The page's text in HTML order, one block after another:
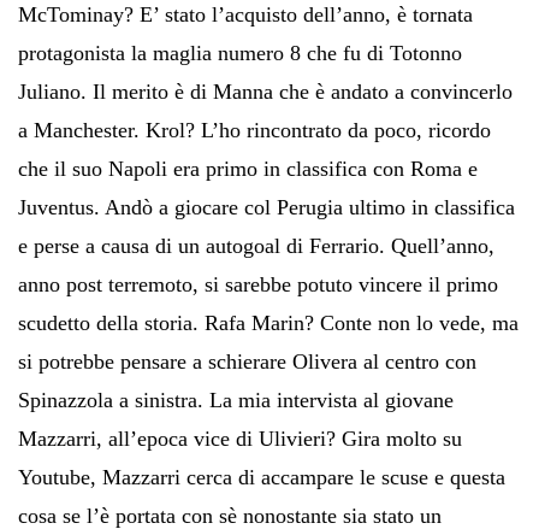
McTominay? E’ stato l’acquisto dell’anno, è tornata
protagonista la maglia numero 8 che fu di Totonno
Juliano. Il merito è di Manna che è andato a convincerlo
a Manchester. Krol? L’ho rincontrato da poco, ricordo
che il suo Napoli era primo in classifica con Roma e
Juventus. Andò a giocare col Perugia ultimo in classifica
e perse a causa di un autogoal di Ferrario. Quell’anno,
anno post terremoto, si sarebbe potuto vincere il primo
scudetto della storia. Rafa Marin? Conte non lo vede, ma
si potrebbe pensare a schierare Olivera al centro con
Spinazzola a sinistra. La mia intervista al giovane
Mazzarri, all’epoca vice di Ulivieri? Gira molto su
Youtube, Mazzarri cerca di accampare le scuse e questa
cosa se l’è portata con sè nonostante sia stato un